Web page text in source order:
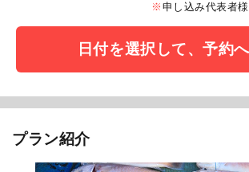
申し込み代表者
日付を選択して、予約
プラン紹介